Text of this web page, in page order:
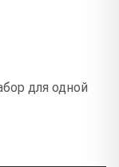
для одной